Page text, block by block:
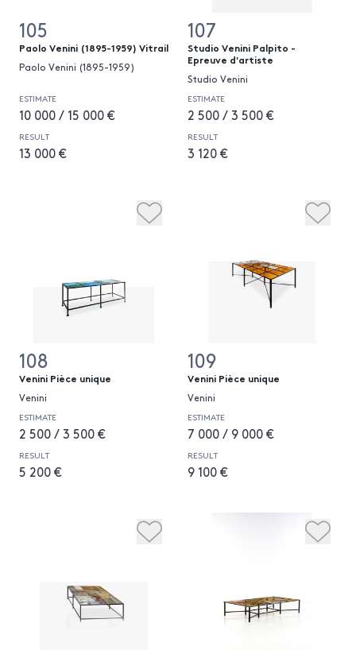
105
Paolo Venini (1895-1959) Vitrail
Paolo Venini (1895-1959)
ESTIMATE
10 000 / 15 000 €
RESULT
13 000 €
107
Studio Venini Palpito -
Epreuve d'artiste
Studio Venini
ESTIMATE
2 500 / 3 500 €
RESULT
3 120 €
108
Venini Pièce unique
Venini
ESTIMATE
2 500 / 3 500 €
RESULT
5 200 €
109
Venini Pièce unique
Venini
ESTIMATE
7 000 / 9 000 €
RESULT
9 100 €